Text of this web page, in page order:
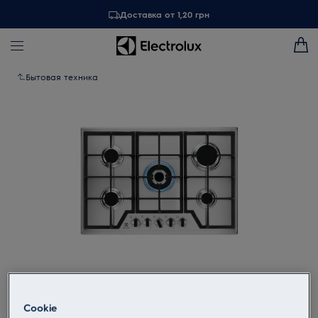
Доставка от 1,20 грн
Бытовая техника
Tap to zoom
Cookie